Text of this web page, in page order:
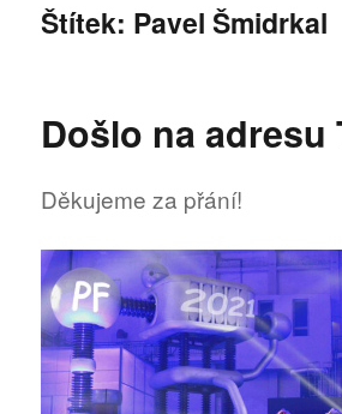
Štítek: Pavel Šmidrkal
Došlo na adresu
Děkujeme za přání!